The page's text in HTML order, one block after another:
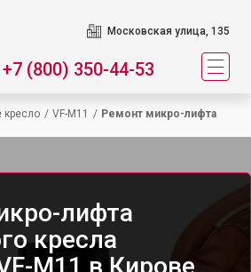
Московская улица, 135
+7 (800) 350-44-53
/ VF-M11 / Ремонт микро-лифта
лифта
кресла